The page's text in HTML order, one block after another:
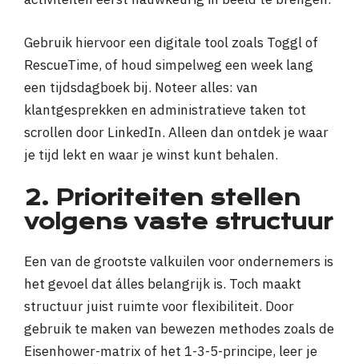
Gebruik hiervoor een digitale tool zoals Toggl of
RescueTime, of houd simpelweg een week lang
een tijdsdagboek bij. Noteer alles: van
klantgesprekken en administratieve taken tot
scrollen door LinkedIn. Alleen dan ontdek je waar
je tijd lekt en waar je winst kunt behalen.
2. Prioriteiten stellen
volgens vaste structuur
Een van de grootste valkuilen voor ondernemers is
het gevoel dat álles belangrijk is. Toch maakt
structuur juist ruimte voor flexibiliteit. Door
gebruik te maken van bewezen methodes zoals de
Eisenhower-matrix of het 1-3-5-principe, leer je